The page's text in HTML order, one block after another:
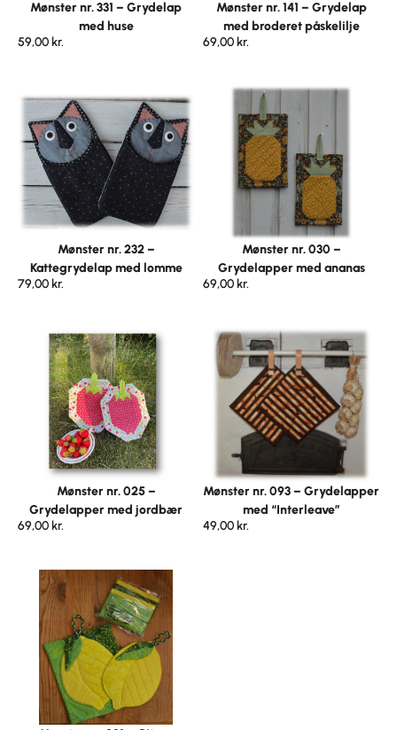
Mønster nr. 331 – Grydelap
med huse
59,00 kr.
Mønster nr. 141 – Grydelap
med broderet påskelilje
69,00 kr.
Mønster nr. 232 –
Kattegrydelap med lomme
79,00 kr.
Mønster nr. 030 –
Grydelapper med ananas
69,00 kr.
Mønster nr. 025 –
Grydelapper med jordbær
69,00 kr.
Mønster nr. 093 – Grydelapper
med “Interleave”
49,00 kr.